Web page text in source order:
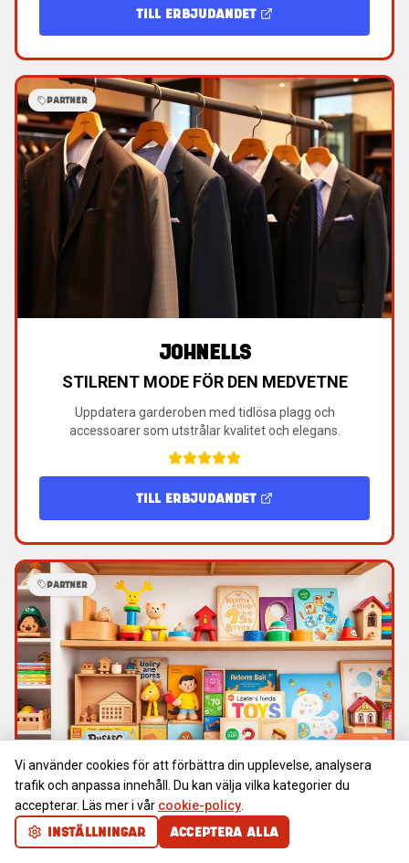
TILL ERBJUDANDET
PARTNER
JOHNELLS
STILRENT MODE FÖR DEN MEDVETNE
Uppdatera garderoben med tidlösa plagg och
accessoarer som utstrålar kvalitet och elegans.
TILL ERBJUDANDET
PARTNER
LEKSAKSAFFÄREN.COM
Vi använder cookies för att förbättra din upplevelse, analysera
trafik och anpassa innehåll. Du kan välja vilka kategorier du
accepterar. Läs mer i vår cookie-policy
INSTÄLLNINGAR ACCEPTERA ALLA